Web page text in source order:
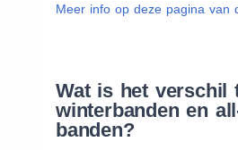
Meer info op deze pagina van
Wat is het verschil
winterbanden en
banden?